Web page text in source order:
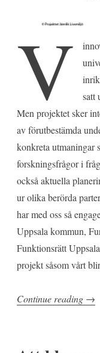
V
satt
Men projektet sker
av förutbestämda
konkreta utmaningar
forskningsfrågor i
också aktuella
ur olika berörda
har med oss så
Uppsala kommun,
Funktionsrätt
projekt såsom vårt
Continue reading →